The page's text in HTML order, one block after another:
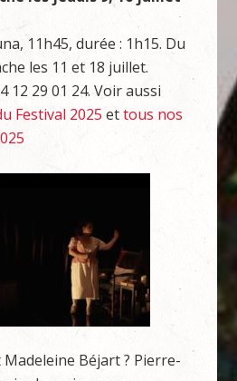
11h45, durée : 1h15. Du
les 11 et 18 juillet.
12 29 01 24. Voir aussi
Festival 2025ettous nos
Béjart ? Pierre-